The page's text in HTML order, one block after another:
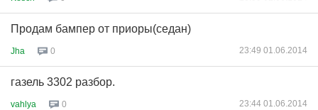
Продам бампер от приоры(седан)
Jha 0 23:49 01.06.2014
газель 3302 разбор.
vahlya 0 23:44 01.06.2014